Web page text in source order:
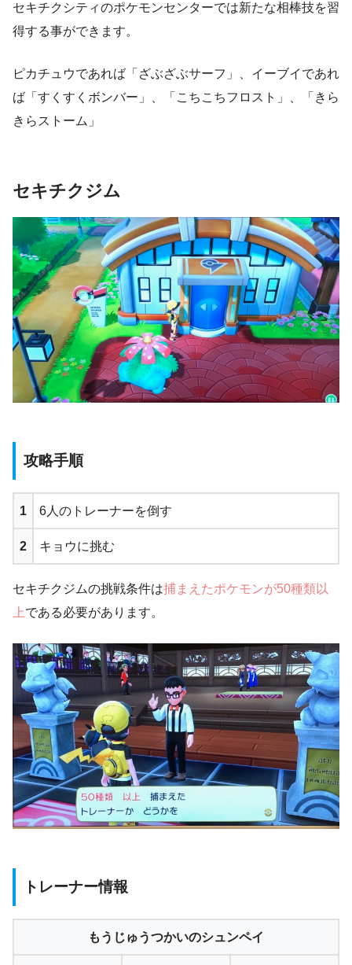
セキチクシティのポケモンセンターでは新たな相棒技を習
得する事ができます。
ピカチュウであれば「ざぶざぶサーフ」、イーブイであれ
ば「すくすくボンバー」、「こちこちフロスト」、「きら
きらストーム」
セキチクジム
攻略手順
1 6人のトレーナーを倒す
2 キョウに挑む
セキチクジムの挑戦条件は捕まえたポケモンが50種類以
上である必要があります。
トレーナー情報
もうじゅうつかいのシュンペイ